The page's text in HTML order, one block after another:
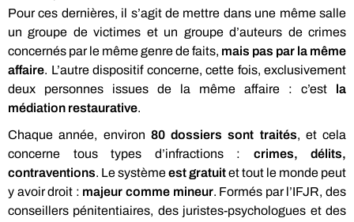
Pour ces dernières, il s’agit de mettre dans une même salle
un groupe de victimes et un groupe d’auteurs de crimes
concernés par le même genre de faits, mais pas par la même
affaire. L’autre dispositif concerne, cette fois, exclusivement
deux personnes issues de la même affaire : c’est la
médiation restaurative.
Chaque année, environ 80 dossiers sont traités, et cela
concerne tous types d’infractions : crimes, délits,
contraventions. Le systèmeest gratuitet tout le monde peut
y avoir droit : majeur comme mineur. Formés par l’IFJR, des
conseillers pénitentiaires, des juristes-psychologues et des